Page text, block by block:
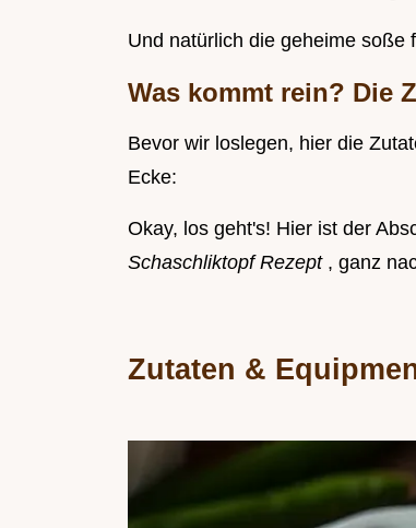
Und natürlich die geheime soße
Was kommt rein? Die
Bevor wir loslegen, hier die
Ecke:
Okay, los geht's! Hier ist der
Schaschliktopf Rezept , ganz
Zutaten &